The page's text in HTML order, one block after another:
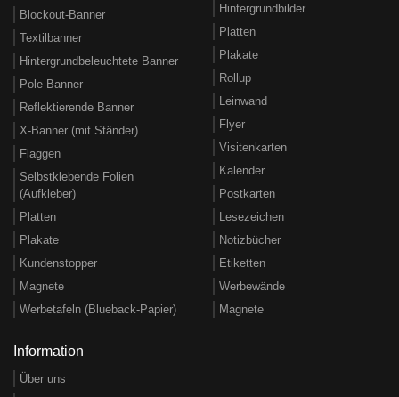
Blockout-Banner
Textilbanner
Hintergrundbeleuchtete Banner
Pole-Banner
Reflektierende Banner
X-Banner (mit Ständer)
Flaggen
Selbstklebende Folien
(Aufkleber)
Platten
Plakate
Kundenstopper
Magnete
Werbetafeln (Blueback-Papier)
Hintergrundbilder
Platten
Plakate
Rollup
Leinwand
Flyer
Visitenkarten
Kalender
Postkarten
Lesezeichen
Notizbücher
Etiketten
Werbewände
Magnete
Information
Über uns